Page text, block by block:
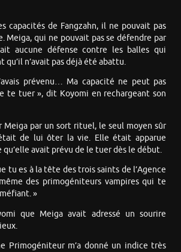
capacités de Fangzahn, il ne pouvait pas
Meiga, qui ne pouvait pas se défendre par
aucune défense contre les balles qui
qu’il n’avait pas déjà été abattu.
prévenu… Ma capacité ne peut pas
te tuer », dit Koyomi en rechargeant son
Meiga par un sort rituel, le seul moyen sûr
de lui ôter la vie. Elle était apparue
qu’elle avait prévu de le tuer dès le début.
tu es à la tête des trois saints de l’Agence
des primogéniteurs vampires qui te
»
que Meiga avait adressé un sourire
Primogéniteur m’a donné un indice très